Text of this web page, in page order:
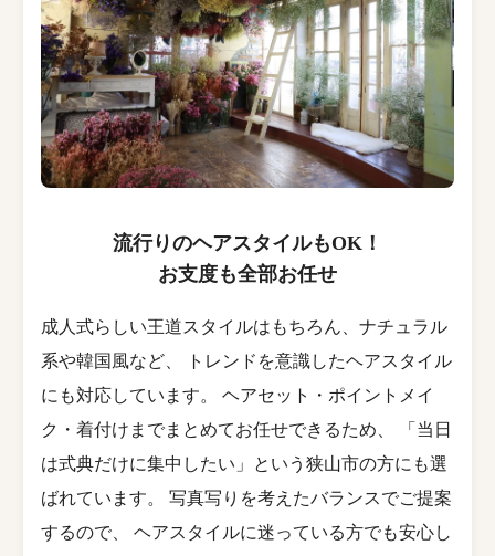
流行りのヘアスタイルもOK！
お支度も全部お任せ
成人式らしい王道スタイルはもちろん、ナチュラル
系や韓国風など、 トレンドを意識したヘアスタイル
にも対応しています。 ヘアセット・ポイントメイ
ク・着付けまでまとめてお任せできるため、 「当日
は式典だけに集中したい」という狭山市の方にも選
ばれています。 写真写りを考えたバランスでご提案
するので、 ヘアスタイルに迷っている方でも安心し